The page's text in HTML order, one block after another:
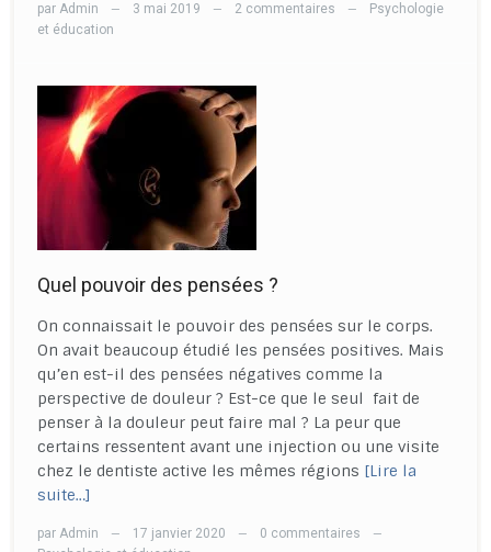
par Admin — 3 mai 2019 — 2 commentaires —
Psychologie
et éducation
Quel pouvoir des pensées ?
On connaissait le pouvoir des pensées sur le corps.
On avait beaucoup étudié les pensées positives. Mais
qu’en est-il des pensées négatives comme la
perspective de douleur ? Est-ce que le seul fait de
penser à la douleur peut faire mal ? La peur que
certains ressentent avant une injection ou une visite
chez le dentiste active les mêmes régions [Lire la
suite…]
par Admin — 17 janvier 2020 — 0 commentaires —